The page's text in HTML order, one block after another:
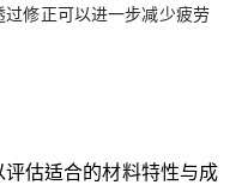
修正可以进一步减少疲劳
估适合的材料特性与成